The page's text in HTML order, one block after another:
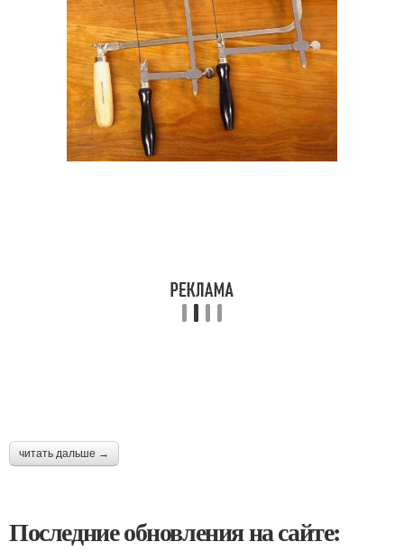
читать дальше →
Последние обновления на сайте: